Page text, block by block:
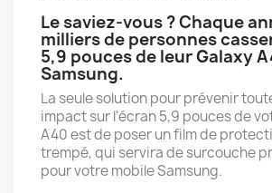
Le saviez-vous ? Chaque
milliers de personnes
5,9 pouces de leur Galaxy
Samsung.
La seule solution pour prévenir
impact sur l'écran 5,9 pouces de
A40 est de poser un film de
trempé, qui servira de surcouche
pour votre mobile Samsung.